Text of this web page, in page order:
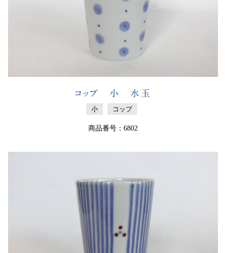
コップ 小 水玉
小 コップ
商品番号：6802